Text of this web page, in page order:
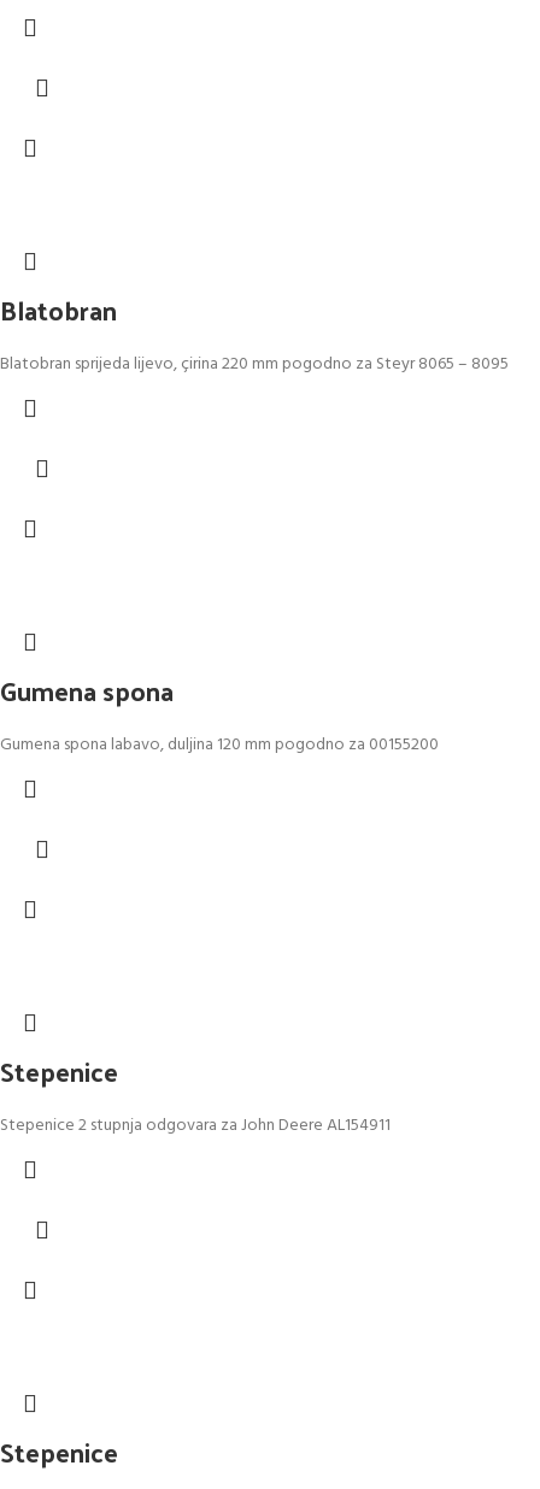
Blatobran
Blatobran sprijeda lijevo, çirina 220 mm pogodno za Steyr 8065 – 8095
Gumena spona
Gumena spona labavo, duljina 120 mm pogodno za 00155200
Stepenice
Stepenice 2 stupnja odgovara za John Deere AL154911
Stepenice